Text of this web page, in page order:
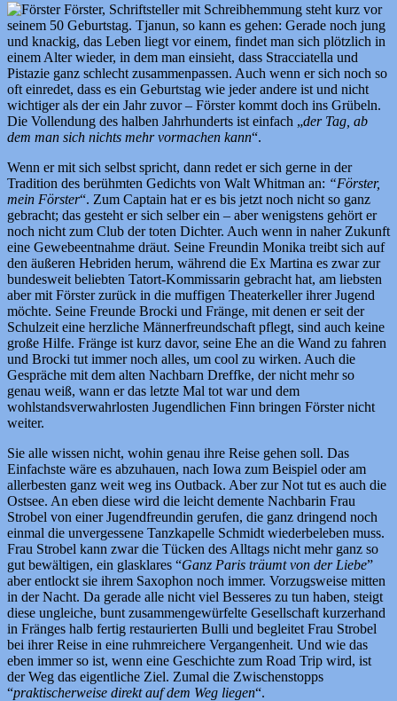
Förster, Schriftsteller mit Schreibhemmung steht kurz vor
seinem 50 Geburtstag. Tjanun, so kann es gehen: Gerade noch jung
und knackig, das Leben liegt vor einem, findet man sich plötzlich in
einem Alter wieder, in dem man einsieht, dass Stracciatella und
Pistazie ganz schlecht zusammenpassen. Auch wenn er sich noch so
oft einredet, dass es ein Geburtstag wie jeder andere ist und nicht
wichtiger als der ein Jahr zuvor – Förster kommt doch ins Grübeln.
Die Vollendung des halben Jahrhunderts ist einfach „der Tag, ab
dem man sich nichts mehr vormachen kann“.
Wenn er mit sich selbst spricht, dann redet er sich gerne in der
Tradition des berühmten Gedichts von Walt Whitman an: “Förster,
mein Förster“. Zum Captain hat er es bis jetzt noch nicht so ganz
gebracht; das gesteht er sich selber ein – aber wenigstens gehört er
noch nicht zum Club der toten Dichter. Auch wenn in naher Zukunft
eine Gewebeentnahme dräut. Seine Freundin Monika treibt sich auf
den äußeren Hebriden herum, während die Ex Martina es zwar zur
bundesweit beliebten Tatort-Kommissarin gebracht hat, am liebsten
aber mit Förster zurück in die muffigen Theaterkeller ihrer Jugend
möchte. Seine Freunde Brocki und Fränge, mit denen er seit der
Schulzeit eine herzliche Männerfreundschaft pflegt, sind auch keine
große Hilfe. Fränge ist kurz davor, seine Ehe an die Wand zu fahren
und Brocki tut immer noch alles, um cool zu wirken. Auch die
Gespräche mit dem alten Nachbarn Dreffke, der nicht mehr so
genau weiß, wann er das letzte Mal tot war und dem
wohlstandsverwahrlosten Jugendlichen Finn bringen Förster nicht
weiter.
Sie alle wissen nicht, wohin genau ihre Reise gehen soll. Das
Einfachste wäre es abzuhauen, nach Iowa zum Beispiel oder am
allerbesten ganz weit weg ins Outback. Aber zur Not tut es auch die
Ostsee. An eben diese wird die leicht demente Nachbarin Frau
Strobel von einer Jugendfreundin gerufen, die ganz dringend noch
einmal die unvergessene Tanzkapelle Schmidt wiederbeleben muss.
Frau Strobel kann zwar die Tücken des Alltags nicht mehr ganz so
gut bewältigen, ein glasklares “Ganz Paris träumt von der Liebe”
aber entlockt sie ihrem Saxophon noch immer. Vorzugsweise mitten
in der Nacht. Da gerade alle nicht viel Besseres zu tun haben, steigt
diese ungleiche, bunt zusammengewürfelte Gesellschaft kurzerhand
in Fränges halb fertig restaurierten Bulli und begleitet Frau Strobel
bei ihrer Reise in eine ruhmreichere Vergangenheit. Und wie das
eben immer so ist, wenn eine Geschichte zum Road Trip wird, ist
der Weg das eigentliche Ziel. Zumal die Zwischenstopps
“praktischerweise direkt auf dem Weg liegen“.